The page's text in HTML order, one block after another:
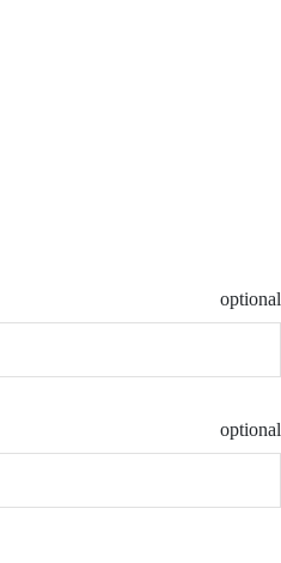
optional
optional